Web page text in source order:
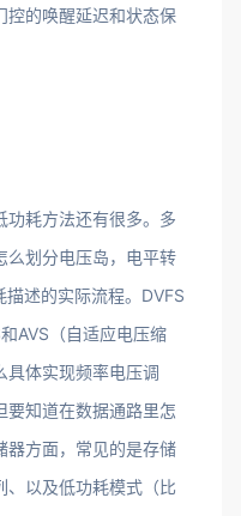
控的唤醒延迟和状态保
功耗方法还有很多。多
么划分电压岛，电平转
述的实际流程。DVFS
AVS（自适应电压缩
具体实现频率电压调
要知道在数据通路里怎
器方面，常见的是存储
、以及低功耗模式（比